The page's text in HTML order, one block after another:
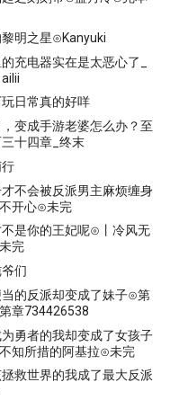
明之星⊙Kanyuki
充电器实在是太恶心了_
日常真的好咩
变成手游老婆怎么办？至
十四章_终末
不会被反派男主麻烦缠身
开心⊙未完
是你的王妃呢⊙丨冷风无
完
们
的反派却变成了妹子⊙第
章734426538
勇者的我却变成了女孩子
知所措的阿基拉⊙未完
救世界的我成了最大反派